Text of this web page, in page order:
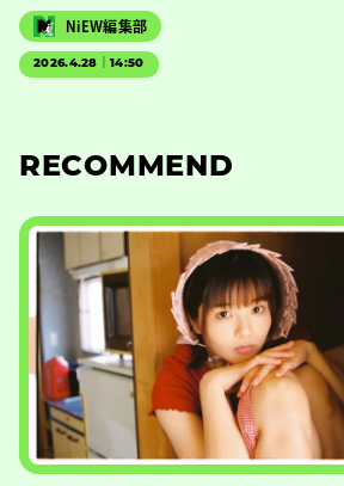
NiEW編集部
2026.4.28｜14:50
RECOMMEND